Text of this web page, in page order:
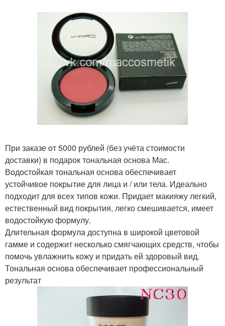
При заказе от 5000 рублей (без учёта стоимости
доставки) в подарок тональная основа Мас.
Водостойкая тональная основа обеспечивает
устойчивое покрытие для лица и / или тела. Идеально
подходит для всех типов кожи. Придает макияжу легкий,
естественный вид покрытия, легко смешивается, имеет
водостойкую формулу.
Длительная формула доступна в широкой цветовой
гамме и содержит несколько смягчающих средств, чтобы
помочь увлажнить кожу и придать ей здоровый вид.
Тональная основа обеспечивает профессиональный
результат